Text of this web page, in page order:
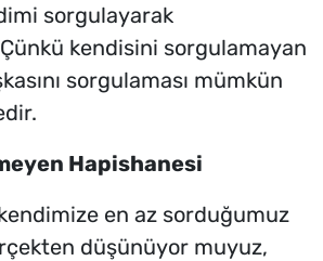
sorgulayarak
kendisini sorgulamayan
sorgulaması mümkün
Hapishanesi
en az sorduğumuz
düşünüyor muyuz,